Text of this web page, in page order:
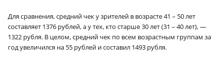
Для сравнения, средний чек у зрителей в возрасте 41 – 50 лет
составляет 1376 рублей, а у тех, кто старше 30 лет (31 – 40 лет), —
1322 рубля. В целом, средний чек по всем возрастным группам за
год увеличился на 55 рублей и составил 1493 рубля.